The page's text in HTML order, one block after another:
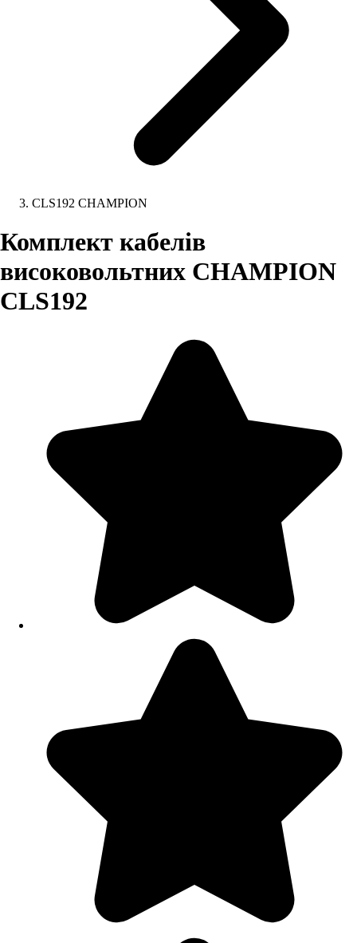
CLS192 CHAMPION
Комплект кабелів
високовольтних CHAMPION
CLS192